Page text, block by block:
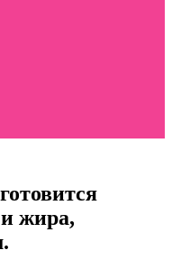
жира,